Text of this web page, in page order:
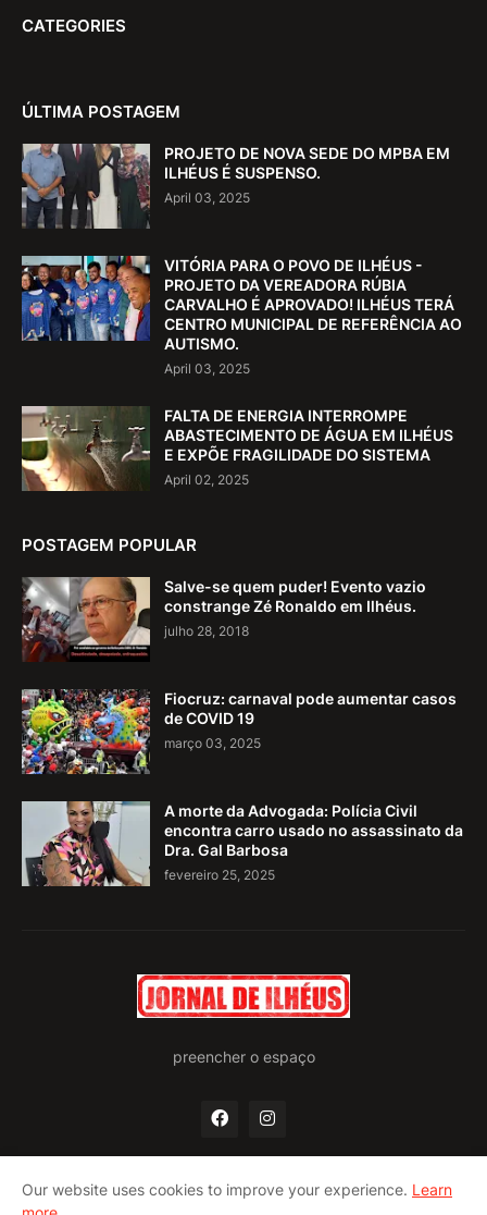
CATEGORIES
ÚLTIMA POSTAGEM
PROJETO DE NOVA SEDE DO MPBA EM
ILHÉUS É SUSPENSO.
April 03, 2025
VITÓRIA PARA O POVO DE ILHÉUS -
PROJETO DA VEREADORA RÚBIA
CARVALHO É APROVADO! ILHÉUS TERÁ
CENTRO MUNICIPAL DE REFERÊNCIA AO
AUTISMO.
April 03, 2025
FALTA DE ENERGIA INTERROMPE
ABASTECIMENTO DE ÁGUA EM ILHÉUS
E EXPÕE FRAGILIDADE DO SISTEMA
April 02, 2025
POSTAGEM POPULAR
Salve-se quem puder! Evento vazio
constrange Zé Ronaldo em Ilhéus.
julho 28, 2018
Fiocruz: carnaval pode aumentar casos
de COVID 19
março 03, 2025
A morte da Advogada: Polícia Civil
encontra carro usado no assassinato da
Dra. Gal Barbosa
fevereiro 25, 2025
preencher o espaço
Our website uses cookies to improve your experience. Learn